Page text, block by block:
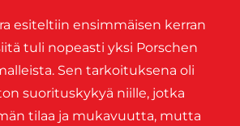
esiteltiin ensimmäisen kerran
tuli nopeasti yksi Porschen
Sen tarkoituksena oli
suorituskykyä niille, jotka
tilaa ja mukavuutta, mutta